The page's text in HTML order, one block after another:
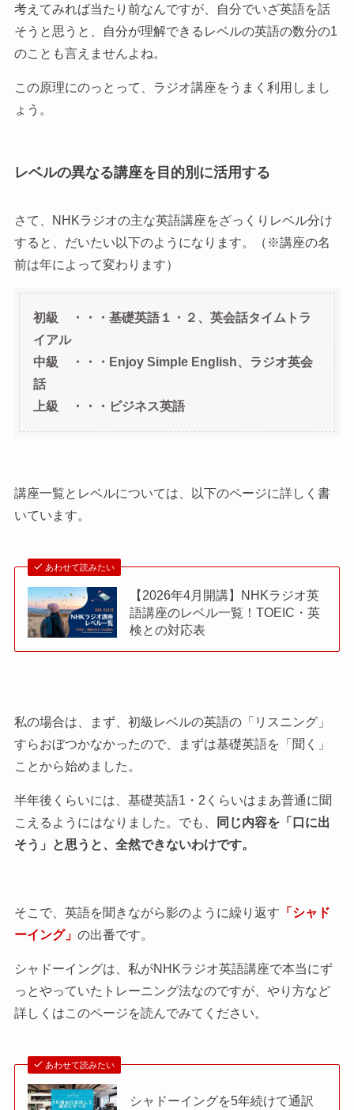
考えてみれば当たり前なんですが、自分でいざ英語を話
そうと思うと、自分が理解できるレベルの英語の数分の1
のことも言えませんよね。
この原理にのっとって、ラジオ講座をうまく利用しまし
ょう。
レベルの異なる講座を目的別に活用する
さて、NHKラジオの主な英語講座をざっくりレベル分け
すると、だいたい以下のようになります。（※講座の名
前は年によって変わります）
初級 ・・・基礎英語１・２、英会話タイムトラ
イアル
中級 ・・・Enjoy Simple English、ラジオ英会
話
上級 ・・・ビジネス英語
講座一覧とレベルについては、以下のページに詳しく書
いています。
あわせて読みたい
【2026年4月開講】NHKラジオ英
語講座のレベル一覧！TOEIC・英
検との対応表
私の場合は、まず、初級レベルの英語の「リスニング」
すらおぼつかなかったので、まずは基礎英語を「聞く」
ことから始めました。
半年後くらいには、基礎英語1・2くらいはまあ普通に聞
こえるようにはなりました。でも、
同じ内容を「口に出
そう」と思うと、全然できないわけです。
そこで、英語を聞きながら影のように繰り返す 「シャド
ーイング」 の出番です。
シャドーイングは、私がNHKラジオ英語講座で本当にず
っとやっていたトレーニング法なのですが、やり方など
詳しくはこのページを読んでみてください。
あわせて読みたい
シャドーイングを5年続けて通訳